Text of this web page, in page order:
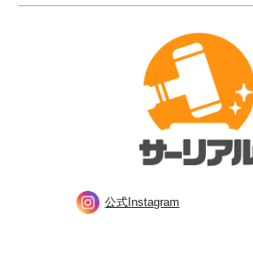
公式Instagram